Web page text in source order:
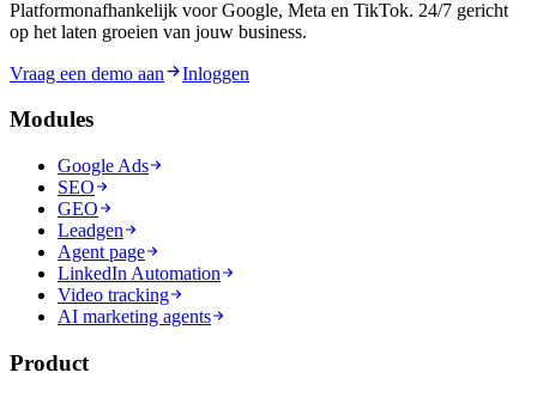
Platformonafhankelijk voor Google, Meta en TikTok. 24/7 gericht
op het laten groeien van jouw business.
Vraag een demo aan Inloggen
Modules
Google Ads
SEO
GEO
Leadgen
Agent page
LinkedIn Automation
Video tracking
AI marketing agents
Product